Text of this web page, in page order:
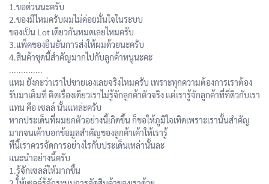
1.ขอด่วนนะครับ
2.ของมีไหมครับผมไม่ค่อยมั่นใจในระบบ
ของเป็น Lot เดียวกันหมดเลยไหมครับ
3.แพ็คของยืนยันการส่งให้ผมด้วยนะครับ
4.สินค้าชุดนี้สำคัญมากไปกับลูกค้าหนูนะคะ
แหม ยังกะว่าเราไปขายเองเลยจริงไหมครับ เพราะทุกความต้องการเราต้อง
รับมาเต็มที่ ติดเรื่องเดียวเราไม่รู้จักลูกค้าตัวจริง แต่เรารู้จักลูกค้าที่ที่ดิวกับเรา
แทน คือ เซลล์ นั้นแหล่ะครับ
หากประเด็นที่ผมยกตัวอย่างนี้เกิดขึ้น ก็ขอให้ภูมิใจเทิดเพราะเรานั้นสำคัญ
มากจนเค้าบอกข้อมูลสำคัญของลูกค้าเค้าให้เรารู้
ทีนี้เราควรจัดการอย่างไรกับประเด็นเหล่านั้นละ
แนะนำอย่างนี้ครับ
1.รู้จักเซลล์ให้มากขึ้น